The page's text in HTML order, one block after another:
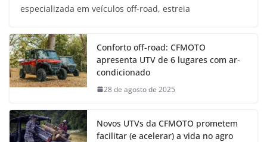
especializada em veículos off-road, estreia
Conforto off-road: CFMOTO
apresenta UTV de 6 lugares com ar-
condicionado
28 de agosto de 2025
Novos UTVs da CFMOTO prometem
facilitar (e acelerar) a vida no agro